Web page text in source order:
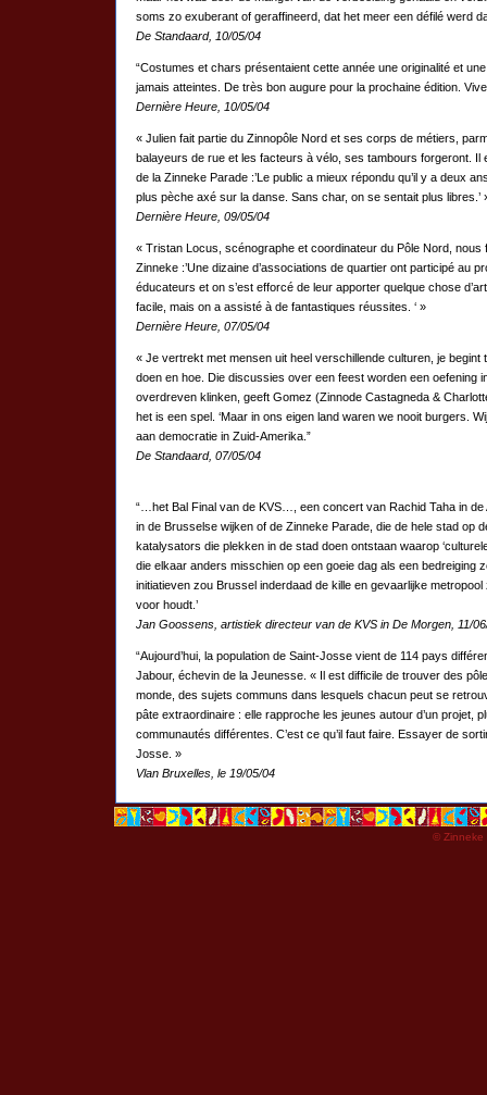
soms zo exuberant of geraffineerd, dat het meer een défilé werd
De Standaard, 10/05/04
“Costumes et chars présentaient cette année une originalité et
jamais atteintes. De très bon augure pour la prochaine édition.
Dernière Heure, 10/05/04
« Julien fait partie du Zinnopôle Nord et ses corps de métiers,
balayeurs de rue et les facteurs à vélo, ses tambours forgeront. Il
de la Zinneke Parade :’Le public a mieux répondu qu’il y a deux
plus pèche axé sur la danse. Sans char, on se sentait plus libres.’
Dernière Heure, 09/05/04
« Tristan Locus, scénographe et coordinateur du Pôle Nord, nous
Zinneke :’Une dizaine d’associations de quartier ont participé au
éducateurs et on s’est efforcé de leur apporter quelque chose
facile, mais on a assisté à de fantastiques réussites. ‘ »
Dernière Heure, 07/05/04
« Je vertrekt met mensen uit heel verschillende culturen, je begint
doen en hoe. Die discussies over een feest worden een oefening
overdreven klinken, geeft Gomez (Zinnode Castagneda &
het is een spel. ‘Maar in ons eigen land waren we nooit burgers.
aan democratie in Zuid-Amerika.”
De Standaard, 07/05/04
“…het Bal Final van de KVS…, een concert van Rachid Taha in de
in de Brusselse wijken of de Zinneke Parade, die de hele stad op
katalysators die plekken in de stad doen ontstaan waarop
die elkaar anders misschien op een goeie dag als een bedreiging
initiatieven zou Brussel inderdaad de kille en gevaarlijke
voor houdt.’
Jan Goossens, artistiek directeur van de KVS in De Morgen, 11/
“Aujourd’hui, la population de Saint-Josse vient de 114 pays
Jabour, échevin de la Jeunesse. « Il est difficile de trouver des
monde, des sujets communs dans lesquels chacun peut se
pâte extraordinaire : elle rapproche les jeunes autour d’un projet,
communautés différentes. C’est ce qu’il faut faire. Essayer de
Josse. »
Vlan Bruxelles, le 19/05/04
© Zinneke